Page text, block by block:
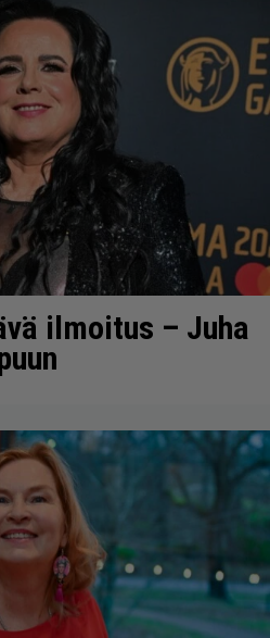
ilmoitus – Juha